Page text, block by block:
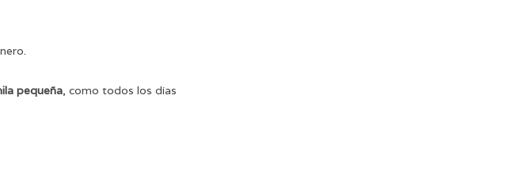
pequeña, como todos los días